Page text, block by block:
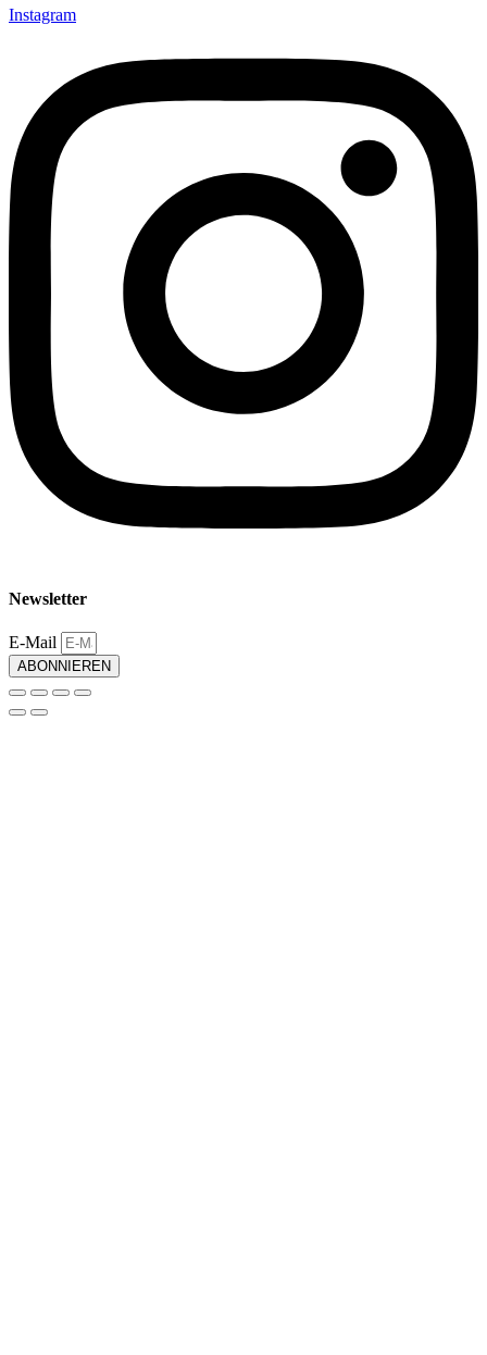
Instagram
Newsletter
E-Mail
ABONNIEREN